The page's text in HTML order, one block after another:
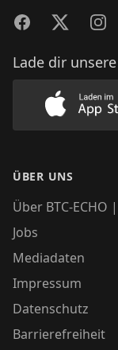
FacebookTwitter
Lade dir
ÜBER UNS
Über BTC-ECHO
Jobs
Mediadaten
Impressum
Datenschutz
Barrierefreiheit